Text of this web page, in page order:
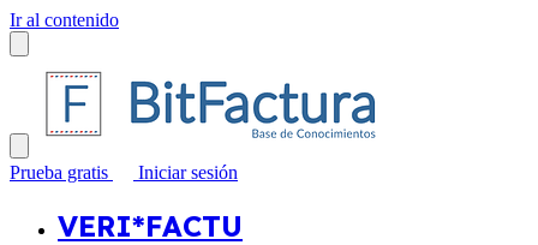
Ir al contenido
Prueba gratis Iniciar sesión
VERI*FACTU